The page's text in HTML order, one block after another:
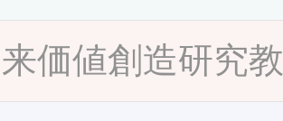
価値創造研究